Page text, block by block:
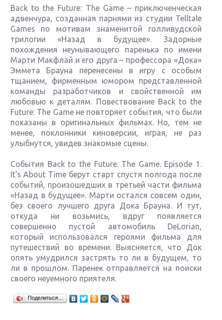
Back to the Future: The Game – приключенческая
адвенчура, созданная парнями из студии Telltale
Games по мотивам знаменитой голливудской
трилогии «Назад в будущее». Задорные
похождения неунывающего паренька по имени
Марти Макфлай и его друга – профессора «Дока»
Эммета Брауна перенесены в игру с особым
тщанием, фирменным юмором представленной
команды разработчиков и свойственной им
любовью к деталям. Повествование Back to the
Future: The Game не повторяет события, что были
показаны в оригинальных фильмах. Но, тем не
менее, поклонники киноверсии, играя, не раз
улыбнутся, увидев знакомые сцены.
События Back to the Future: The Game. Episode 1.
It's About Time берут старт спустя полгода после
событий, произошедших в третьей части фильма
«Назад в будущее». Марти остался совсем один,
без своего лучшего друга Дока Брауна. И тут,
откуда ни возьмись, вдруг появляется
совершенно пустой автомобиль DeLorian,
который использовался героями фильма для
путешествий во времени. Выясняется, что Док
опять умудрился застрять то ли в будущем, то
ли в прошлом. Паренек отправляется на поиски
своего неуемного приятеля.
Поделиться…
Крупнейшие релизы мая: Nintendo, Microsoft и
Sony